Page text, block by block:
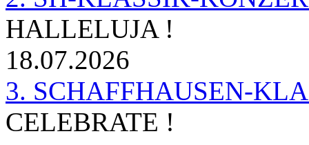
HALLELUJA !
18.07.2026
3. SCHAFFHAUSEN-
CELEBRATE !